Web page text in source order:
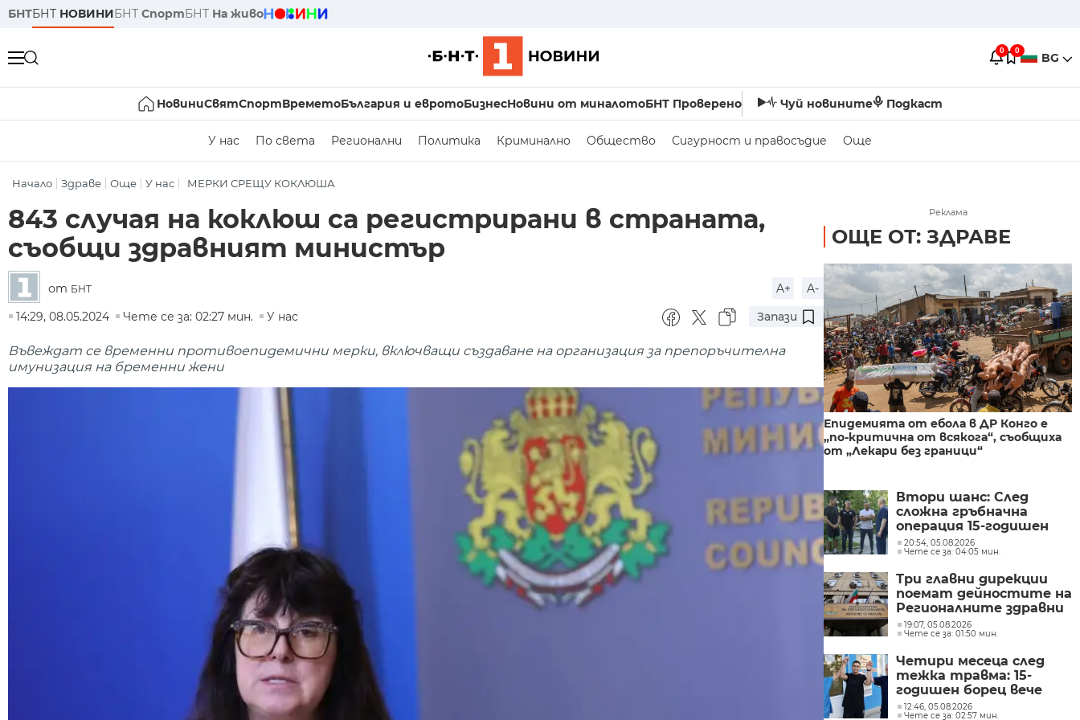
БНТБНТ НОВИНИБНТ СпортБНТ На живо
0 0 BG
НовиниСвятСпортВреметоБългария и евротоБизнесНовини от миналотоБНТ Проверено Чуй новините Подкаст
У нас По света Регионални Политика Криминално Общество Сигурност и правосъдие Още
Начало Здраве Още У нас МЕРКИ СРЕЩУ КОКЛЮША
843 случая на коклюш са регистрирани в страната,
съобщи здравният министър
от БНТ A+
A-
14:29, 08.05.2024
Чете се за: 02:27 мин. У нас Запази
Въвеждат се временни противоепидемични мерки, включващи създаване на организация за препоръчителна
имунизация на бременни жени
Реклама
ОЩЕ ОТ: ЗДРАВЕ
Епидемията от ебола в ДР Конго е
„по-критична от всякога“, съобщиха
от „Лекари без граници“
Втори шанс: След
сложна гръбначна
операция 15-годишен
състезател по борба
отново е на крака
20:54, 05.08.2026
Чете се за: 04:05 мин.
Три главни дирекции
поемат дейностите на
Регионалните здравни
инспекции
19:07, 05.08.2026
Чете се за: 01:50 мин.
Четири месеца след
тежка травма: 15-
годишен борец вече
ходи сам и се
12:46, 05.08.2026
Чете се за: 02:57 мин.